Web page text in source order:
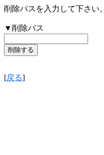
削除パスを入力して下さい。
▼削除パス
[戻る]